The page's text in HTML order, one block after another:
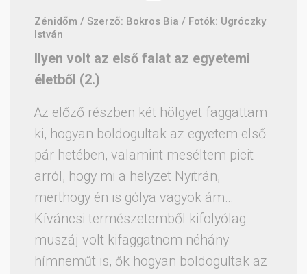
Zénidőm / Szerző: Bokros Bia / Fotók: Ugróczky
István
Ilyen volt az első falat az egyetemi
életből (2.)
Az előző részben két hölgyet faggattam
ki, hogyan boldogultak az egyetem első
pár hetében, valamint meséltem picit
arról, hogy mi a helyzet Nyitrán,
merthogy én is gólya vagyok ám…
Kíváncsi természetemből kifolyólag
muszáj volt kifaggatnom néhány
hímneműt is, ők hogyan boldogultak az